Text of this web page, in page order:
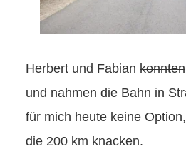
Herbert und Fabian konnten
und nahmen die Bahn in
für mich heute keine
die 200 km knacken.